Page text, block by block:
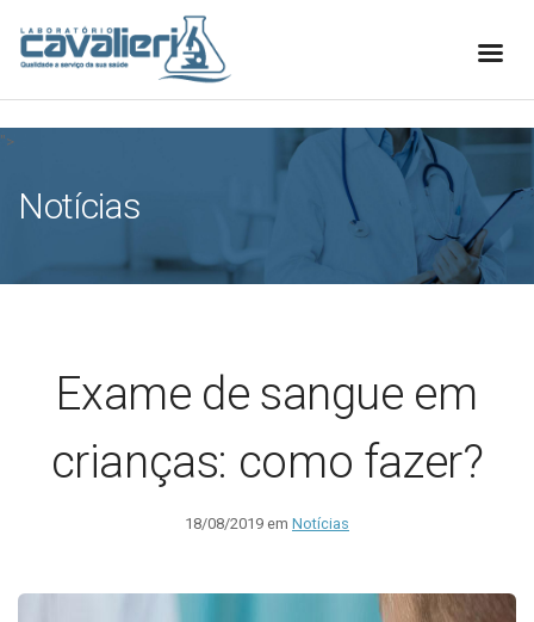
[elfsight_whatsapp_chat id="1"]
">
Notícias
Exame de sangue em
crianças: como fazer?
18/08/2019 em Notícias